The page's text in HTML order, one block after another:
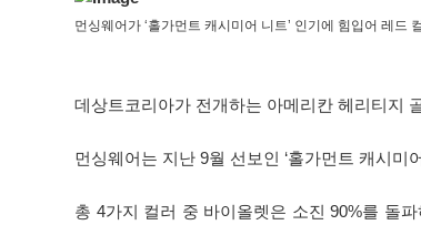
먼싱웨어가 ‘홀가먼트 캐시미어 니트’ 인기에 힘입어 레드
데상트코리아가 전개하는 아메리칸 헤리티지
먼싱웨어는 지난 9월 선보인 ‘홀가먼트 캐시
총 4가지 컬러 중 바이올렛은 소진 90%를 돌